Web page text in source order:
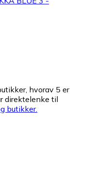
hvorav 5 er
direktelenke til
butikker.